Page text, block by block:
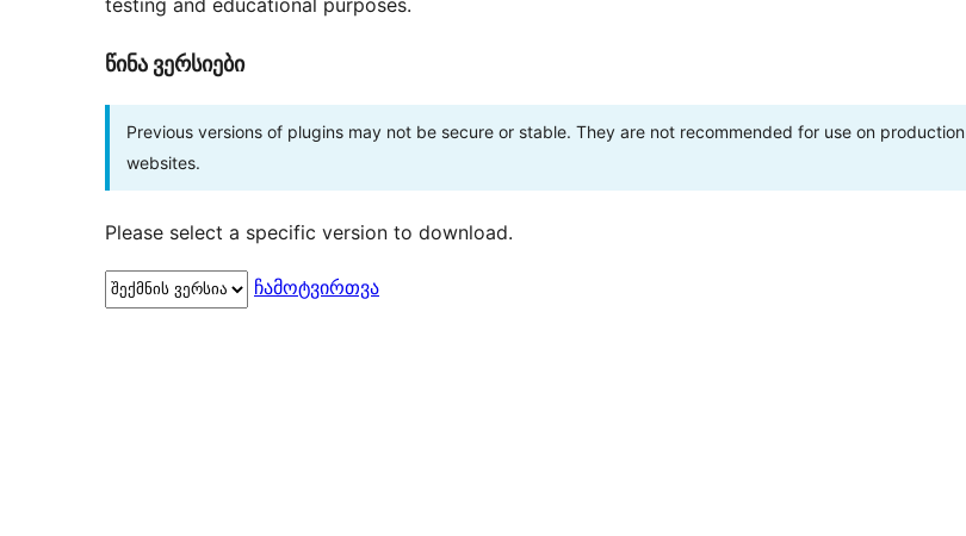
testing and educational purposes.
წინა ვერსიები
Previous versions of plugins may not be secure or stable. They are not recommended for use on production
websites.
Please select a specific version to download.
ჩამოტვირთვა